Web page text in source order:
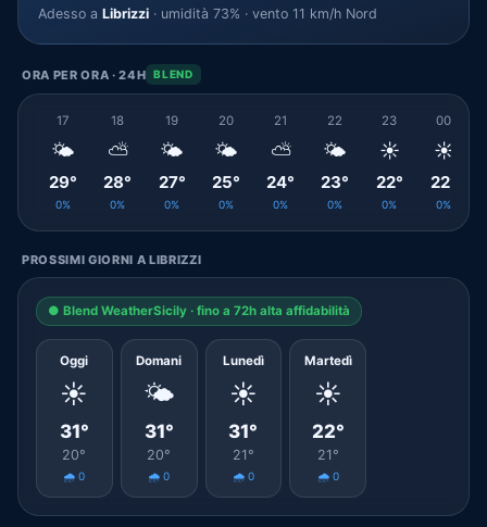
Adesso a Librizzi · umidità 73% · vento 11 km/h Nord
ORA PER ORA · 24H BLEND
17
🌤️
29°
0%
18
⛅
28°
0%
19
🌤️
27°
0%
20
🌤️
25°
0%
21
⛅
24°
0%
22
🌤️
23°
0%
23
☀️
22°
0%
00
☀️
22°
0%
PROSSIMI GIORNI A LIBRIZZI
● Blend WeatherSicily · fino a 72h alta affidabilità
Oggi
☀️
31°
20°
🌧️ 0
Domani
🌤️
31°
20°
🌧️ 0
Lunedì
☀️
31°
21°
🌧️ 0
Martedì
☀️
22°
21°
🌧️ 0